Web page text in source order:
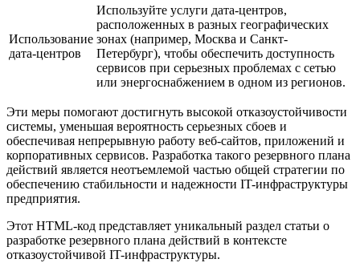
Использование
дата-центров
Используйте услуги дата-центров,
расположенных в разных географических
зонах (например, Москва и Санкт-
Петербург), чтобы обеспечить доступность
сервисов при серьезных проблемах с сетью
или энергоснабжением в одном из регионов.
Эти меры помогают достигнуть высокой отказоустойчивости
системы, уменьшая вероятность серьезных сбоев и
обеспечивая непрерывную работу веб-сайтов, приложений и
корпоративных сервисов. Разработка такого резервного плана
действий является неотъемлемой частью общей стратегии по
обеспечению стабильности и надежности IT-инфраструктуры
предприятия.
Этот HTML-код представляет уникальный раздел статьи о
разработке резервного плана действий в контексте
отказоустойчивой IT-инфраструктуры.